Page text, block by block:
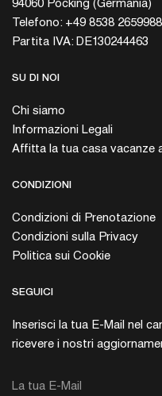
94060 Pocking (Germania)
Telefono: +49 8538 2659988
Partita IVA: DE130244463
SU DI NOI
Chi siamo
Informazioni Legali
Affitta la tua casa vacanze
CONDIZIONI
Condizioni di Prenotazione
Condizioni sulla Privacy
Politica sui Cookie
SEGUICI
Inserisci la tua E-Mail nel
ricevere i nostri
La tua E-Mail